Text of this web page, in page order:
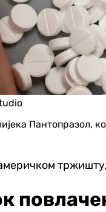
Пантопразол,